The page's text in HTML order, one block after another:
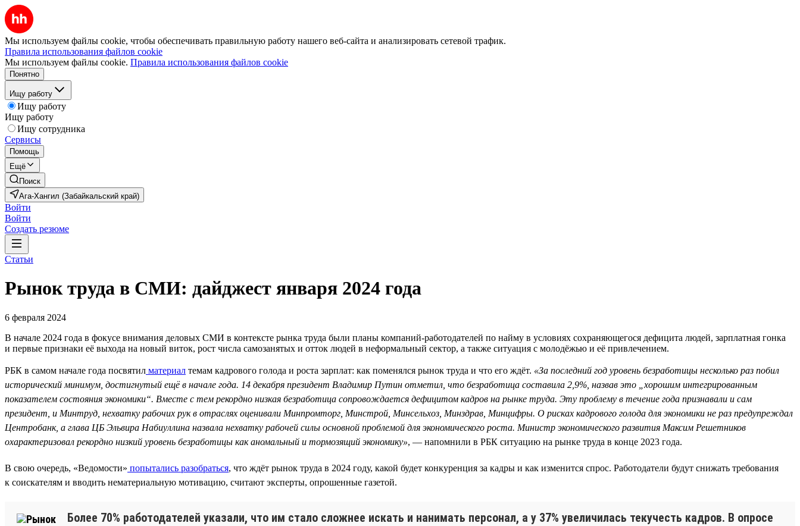
Мы используем файлы cookie, чтобы обеспечивать правильную работу нашего веб-сайта и анализировать сетевой трафик.
Правила использования файлов cookie
Мы используем файлы cookie. Правила использования файлов cookie
Понятно
Ищу работу
Ищу работу
Ищу работу
Ищу сотрудника
Сервисы
Помощь
Ещё
Поиск
Ага-Хангил (Забайкальский край)
Войти
Войти
Создать резюме
Статьи
Рынок труда в СМИ: дайджест января 2024 года
6 февраля 2024
В начале 2024 года в фокусе внимания деловых СМИ в контексте рынка труда были планы компаний-работодателей по найму в условиях сохраняющегося дефицита людей, зарплатная гонка
и первые признаки её выхода на новый виток, рост числа самозанятых и отток людей в неформальный сектор, а также ситуация с молодёжью и её привлечением.
РБК в самом начале года посвятил материал темам кадрового голода и роста зарплат: как поменялся рынок труда и что его ждёт. «За последний год уровень безработицы несколько раз побил
исторический минимум, достигнутый ещё в начале года. 14 декабря президент Владимир Путин отметил, что безработица составила 2,9%, назвав это „хорошим интегрированным
показателем состояния экономики“. Вместе с тем рекордно низкая безработица сопровождается дефицитом кадров на рынке труда. Эту проблему в течение года признавали и сам
президент, и Минтруд, нехватку рабочих рук в отраслях оценивали Минпромторг, Минстрой, Минсельхоз, Минздрав, Минцифры. О рисках кадрового голода для экономики не раз предупреждал
Центробанк, а глава ЦБ Эльвира Набиуллина назвала нехватку рабочей силы основной проблемой для экономического роста. Министр экономического развития Максим Решетников
охарактеризовал рекордно низкий уровень безработицы как аномальный и тормозящий экономику», — напомнили в РБК ситуацию на рынке труда в конце 2023 года.
В свою очередь, «Ведомости» попытались разобраться, что ждёт рынок труда в 2024 году, какой будет конкуренция за кадры и как изменится спрос. Работодатели будут снижать требования
к соискателям и вводить нематериальную мотивацию, считают эксперты, опрошенные газетой.
Более 70% работодателей указали, что им стало сложнее искать и нанимать персонал, а у 37% увеличилась текучесть кадров. В опросе